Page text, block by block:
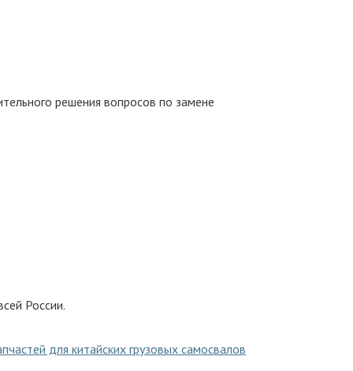
решения вопросов по замене
России.